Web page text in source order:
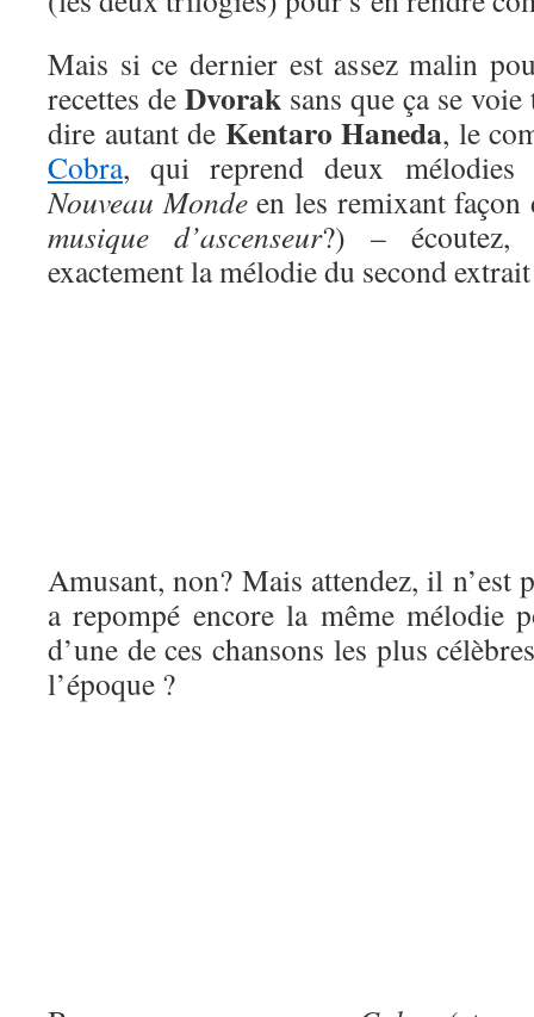
Mais si ce dernier est assez malin
recettes de Dvorak sans que ça se
dire autant de Kentaro Haneda, le
Cobra, qui reprend deux
Nouveau Mondeen les remixant
musique d’ascenseur?) – écoutez,
exactement la mélodie du second
Amusant, non? Mais attendez, il n’est
a repompé encore la même mélodie
d’une de ces chansons les plus
l’époque ?